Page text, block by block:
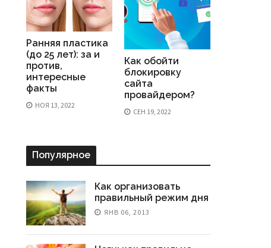
Ранняя пластика
(до 25 лет): за и
против,
интересные
факты
НОЯ 13, 2022
Как обойти
блокировку
сайта
провайдером?
СЕН 19, 2022
Популярное
Как организовать
правильный режим дня
ЯНВ 06, 2013